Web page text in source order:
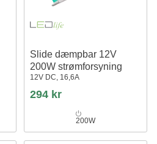
Slide dæmpbar 12V
200W strømforsyning
12V DC, 16,6A
294 kr
200W